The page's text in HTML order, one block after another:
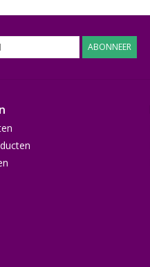
ABONNEER